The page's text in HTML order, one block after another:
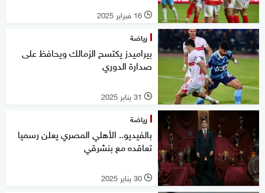
l 16 فبراير 2025
رياضة
بيراميدز يكتسح الزمالك ويحافظ على
صدارة الدوري
l 31 يناير 2025
رياضة
بالفيديو.. الأهلي المصري يعلن رسميا
تعاقده مع بنشرقي
l 30 يناير 2025